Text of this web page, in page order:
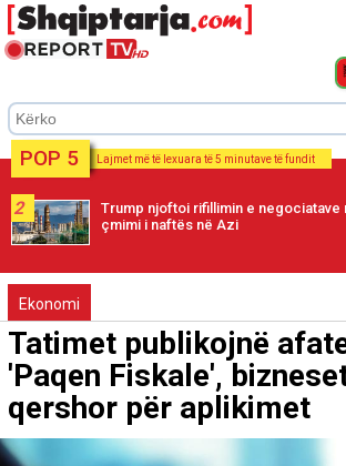
POP 5 Lajmet më të lexuara të 5 minutave të fundit
2
Trump njoftoi rifillimin e negociatave
çmimi i naftës në Azi
Ekonomi
Tatimet publikojnë
'Paqen Fiskale',
qershor për aplikimet